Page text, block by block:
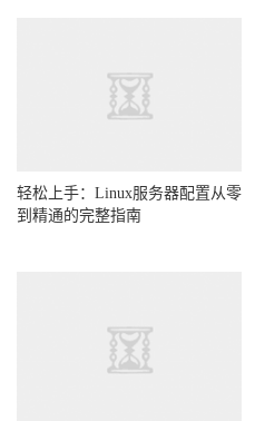
轻松上手：Linux服务器配置从零
到精通的完整指南